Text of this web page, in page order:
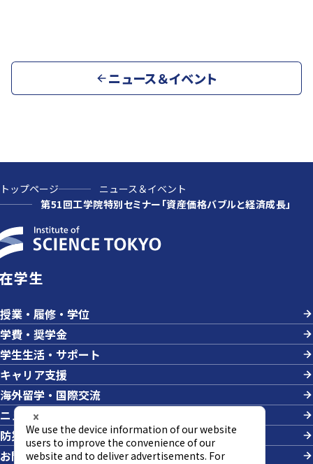
ニュース＆イベント
トップページ
ニュース＆イベント
第51回工学院特別セミナー「資産価格バブルと経済成長」
在学生
授業・履修・学位
学費・奨学金
学生生活・サポート
キャリア支援
海外留学・国際交流
ニュース＆イベント
防災・危機管理
お問い合わせ